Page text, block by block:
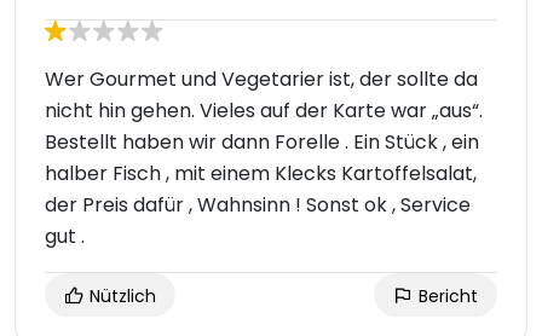
Wer Gourmet und Vegetarier ist, der sollte da
nicht hin gehen. Vieles auf der Karte war „aus“.
Bestellt haben wir dann Forelle . Ein Stück , ein
halber Fisch , mit einem Klecks Kartoffelsalat,
der Preis dafür , Wahnsinn ! Sonst ok , Service
gut .
Nützlich Bericht